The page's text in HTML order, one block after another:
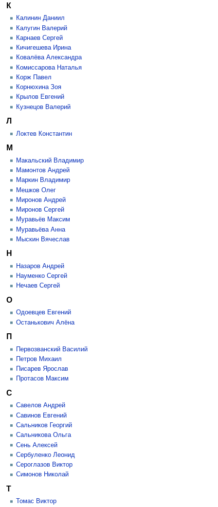
К
Калинин Даниил
Калугин Валерий
Карнаев Сергей
Кичигешева Ирина
Ковалёва Александра
Комиссарова Наталья
Корж Павел
Корнюхина Зоя
Крылов Евгений
Кузнецов Валерий
Л
Локтев Константин
М
Макальский Владимир
Мамонтов Андрей
Маркин Владимир
Мешков Олег
Миронов Андрей
Миронов Сергей
Муравьёв Максим
Муравьёва Анна
Мыскин Вячеслав
Н
Назаров Андрей
Науменко Сергей
Нечаев Сергей
О
Одоевцев Евгений
Останькович Алёна
П
Первозванский Василий
Петров Михаил
Писарев Ярослав
Протасов Максим
С
Савелов Андрей
Савинов Евгений
Сальников Георгий
Сальникова Ольга
Сень Алексей
Сербуленко Леонид
Сероглазов Виктор
Симонов Николай
Т
Томас Виктор